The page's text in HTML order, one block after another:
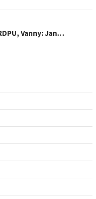
Vanny: Jan…